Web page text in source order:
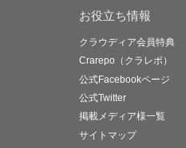
お役立ち情報
クラウディア会員特典
Crarepo（クラレポ）
公式Facebookページ
公式Twitter
掲載メディア様一覧
サイトマップ